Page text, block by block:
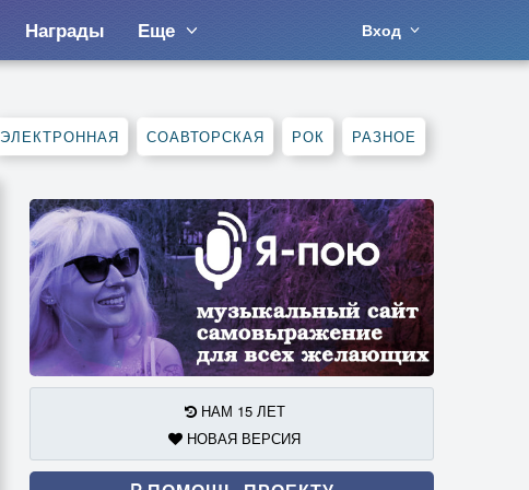
Награды Еще Вход
ЭЛЕКТРОННАЯ СОАВТОРСКАЯ РОК РАЗНОЕ
НАМ 15 ЛЕТ
НОВАЯ ВЕРСИЯ